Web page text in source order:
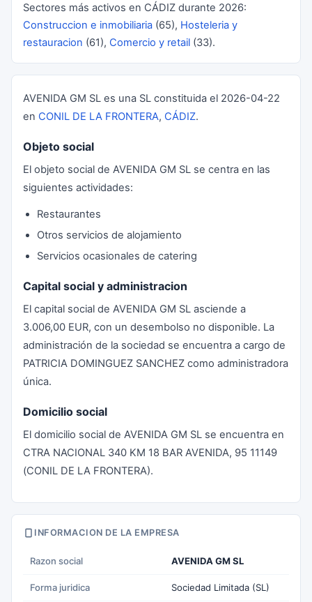
Sectores más activos en CÁDIZ durante 2026:
Construccion e inmobiliaria (65), Hosteleria y
restauracion (61), Comercio y retail (33).
AVENIDA GM SL es una SL constituida el 2026-04-22
en CONIL DE LA FRONTERA, CÁDIZ.
Objeto social
El objeto social de AVENIDA GM SL se centra en las
siguientes actividades:
Restaurantes
Otros servicios de alojamiento
Servicios ocasionales de catering
Capital social y administracion
El capital social de AVENIDA GM SL asciende a
3.006,00 EUR, con un desembolso no disponible. La
administración de la sociedad se encuentra a cargo de
PATRICIA DOMINGUEZ SANCHEZ como administradora
única.
Domicilio social
El domicilio social de AVENIDA GM SL se encuentra en
CTRA NACIONAL 340 KM 18 BAR AVENIDA, 95 11149
(CONIL DE LA FRONTERA).
INFORMACION DE LA EMPRESA
Razon social AVENIDA GM SL
Forma juridica Sociedad Limitada (SL)